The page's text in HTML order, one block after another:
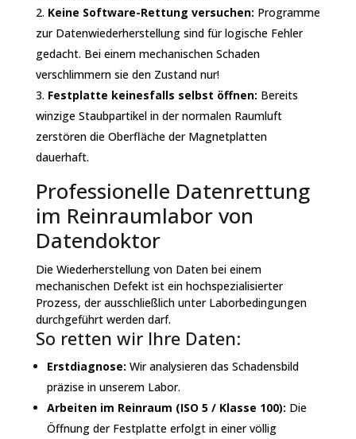
Keine Software-Rettung versuchen: Programme
zur Datenwiederherstellung sind für logische Fehler
gedacht. Bei einem mechanischen Schaden
verschlimmern sie den Zustand nur!
Festplatte keinesfalls selbst öffnen: Bereits
winzige Staubpartikel in der normalen Raumluft
zerstören die Oberfläche der Magnetplatten
dauerhaft.
Professionelle Datenrettung
im Reinraumlabor von
Datendoktor
Die Wiederherstellung von Daten bei einem
mechanischen Defekt ist ein hochspezialisierter
Prozess, der ausschließlich unter Laborbedingungen
durchgeführt werden darf.
So retten wir Ihre Daten:
Erstdiagnose: Wir analysieren das Schadensbild
präzise in unserem Labor.
Arbeiten im Reinraum (ISO 5 / Klasse 100): Die
Öffnung der Festplatte erfolgt in einer völlig